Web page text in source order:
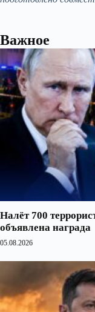
Важное
Налёт 700
объявлена награда
05.08.2026